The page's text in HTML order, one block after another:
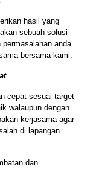
hasil yang
sebuah solusi
anda
bersama kami.
cepat sesuai target
walaupun dengan
kerjasama agar
di lapangan
dan